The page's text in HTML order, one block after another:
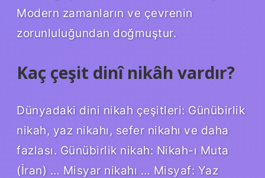
Modern zamanların ve çevrenin
zorunluluğundan doğmuştur.
Kaç çeşit dinî nikâh vardır?
Dünyadaki dini nikah çeşitleri: Günübirlik
nikah, yaz nikahı, sefer nikahı ve daha
fazlası. Günübirlik nikah: Nikah-ı Muta
(İran) … Misyar nikahı … Misyaf: Yaz